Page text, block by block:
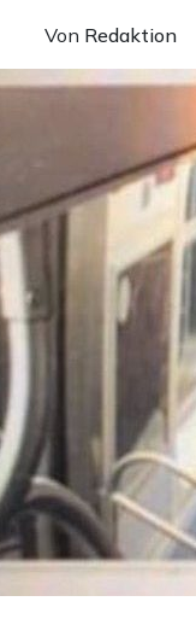
Von Redaktion